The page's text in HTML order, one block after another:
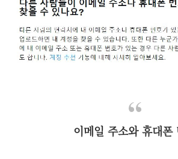
이메일 주소와 휴대폰